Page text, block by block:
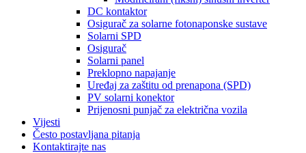
DC kontaktor
Osigurač za solarne fotonaponske sustave
Solarni SPD
Osigurač
Solarni panel
Preklopno napajanje
Uređaj za zaštitu od prenapona (SPD)
PV solarni konektor
Prijenosni punjač za električna vozila
Vijesti
Često postavljana pitanja
Kontaktirajte nas